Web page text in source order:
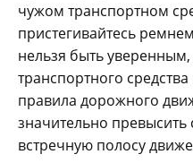
чужом транспортном
пристегивайтесь
нельзя быть уверенным,
транспортного
правила дорожного
значительно превысить
встречную полосу